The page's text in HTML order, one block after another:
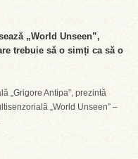
„World Unseen”,
trebuie să o simți ca să o
„Grigore Antipa”, prezintă
„World Unseen” –